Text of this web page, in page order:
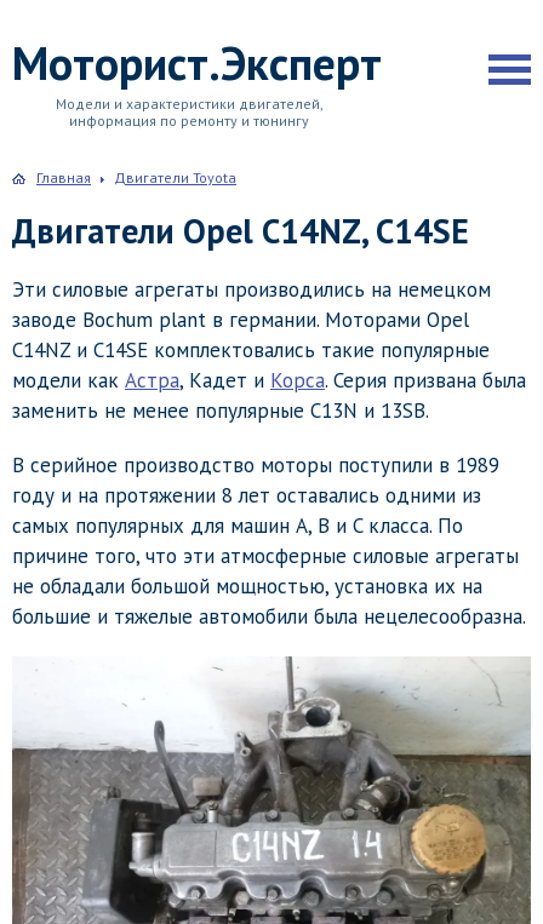
Моторист.Эксперт
Модели и характеристики двигателей,
информация по ремонту и тюнингу
Главная Двигатели Toyota
Двигатели Opel C14NZ, C14SE
Эти силовые агрегаты производились на немецком
заводе Bochum plant в германии. Моторами Opel
C14NZ и C14SE комплектовались такие популярные
модели как Астра, Кадет и Корса. Серия призвана была
заменить не менее популярные C13N и 13SB.
В серийное производство моторы поступили в 1989
году и на протяжении 8 лет оставались одними из
самых популярных для машин А, B и C класса. По
причине того, что эти атмосферные силовые агрегаты
не обладали большой мощностью, установка их на
большие и тяжелые автомобили была нецелесообразна.